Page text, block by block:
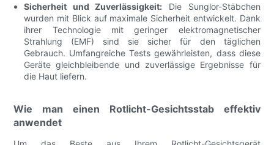
Sicherheit und Zuverlässigkeit: Die Sunglor-Stäbchen
wurden mit Blick auf maximale Sicherheit entwickelt. Dank
ihrer Technologie mit geringer elektromagnetischer
Strahlung (EMF) sind sie sicher für den täglichen
Gebrauch. Umfangreiche Tests gewährleisten, dass diese
Geräte gleichbleibende und zuverlässige Ergebnisse für
die Haut liefern.
Wie man einen Rotlicht-Gesichtsstab effektiv
anwendet